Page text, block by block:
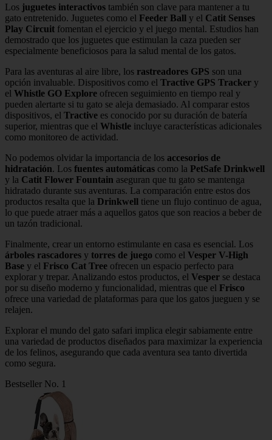
Los juguetes interactivos también son clave para mantener a tu
gato entretenido. Juguetes como el Feeder Ball y el Catit Senses
Play Circuit fomentan el ejercicio y el juego mental. Estudios han
demostrado que los juguetes que estimulan la caza pueden ser
especialmente beneficiosos para la salud mental de los gatos.
Para las aventuras al aire libre, los rastreadores GPS son una
opción invaluable. Dispositivos como el Tractive GPS Tracker y
el Whistle GO Explore ofrecen seguimiento en tiempo real y
pueden alertarte si tu gato se aleja demasiado. Al comparar estos
dispositivos, el Tractive es conocido por su duración de batería
superior, mientras que el Whistle incluye características adicionales
como monitoreo de actividad.
No podemos olvidar la importancia de los accesorios de
hidratación. Los fuentes automáticas como la PetSafe Drinkwell
y la Catit Flower Fountain aseguran que tu gato se mantenga
hidratado durante sus aventuras. La comparación entre estos dos
productos resalta que la Drinkwell tiene un flujo continuo de agua,
lo que puede atraer más a aquellos gatos que son reacios a beber de
un tazón tradicional.
Finalmente, crear un entorno estimulante en casa es esencial. Los
árboles rascadores y torres de juego como el Vesper V-High
Base y el Frisco Cat Tree ofrecen un espacio perfecto para
explorar y trepar. Analizando estos productos, el Vesper se destaca
por su diseño moderno y funcionalidad, mientras que el Frisco
ofrece una variedad de plataformas para que los gatos jueguen y se
relajen.
Explorar el mundo del gato safari implica elegir sabiamente entre
una variedad de productos diseñados para maximizar la experiencia
de los felinos, asegurando que cada aventura sea tanto divertida
como segura.
Bestseller No. 1